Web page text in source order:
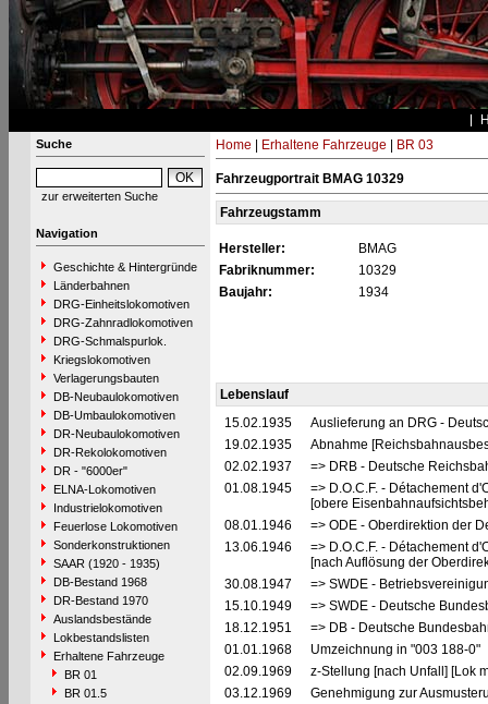
Suche
zur erweiterten Suche
Navigation
Geschichte & Hintergründe
Länderbahnen
DRG-Einheitslokomotiven
DRG-Zahnradlokomotiven
DRG-Schmalspurlok.
Kriegslokomotiven
Verlagerungsbauten
DB-Neubaulokomotiven
DB-Umbaulokomotiven
DR-Neubaulokomotiven
DR-Rekolokomotiven
DR - "6000er"
ELNA-Lokomotiven
Industrielokomotiven
Feuerlose Lokomotiven
Sonderkonstruktionen
SAAR (1920 - 1935)
DB-Bestand 1968
DR-Bestand 1970
Auslandsbestände
Lokbestandslisten
Erhaltene Fahrzeuge
BR 01
BR 01.5
Home Erhaltene Fahrzeuge BR 03
Fahrzeugportrait BMAG 10329
Fahrzeugstamm
Hersteller:
BMAG
Fabriknummer:
10329
Baujahr:
1934
Lebenslauf
15.02.1935
Auslieferung an DRG -
19.02.1935
Abnahme
02.02.1937
=> DRB - Deutsche
01.08.1945
=> D.O.C.F. - Détachement
[obere
08.01.1946
=> ODE - Oberdirektion der
13.06.1946
=> D.O.C.F. - Détachement
[nach Auflösung der
30.08.1947
=> SWDE -
15.10.1949
=> SWDE - Deutsche
18.12.1951
=> DB - Deutsche
01.01.1968
Umzeichnung in "003 188-0"
02.09.1969
z-Stellung [nach Unfall] [Lok
03.12.1969
Genehmigung zur